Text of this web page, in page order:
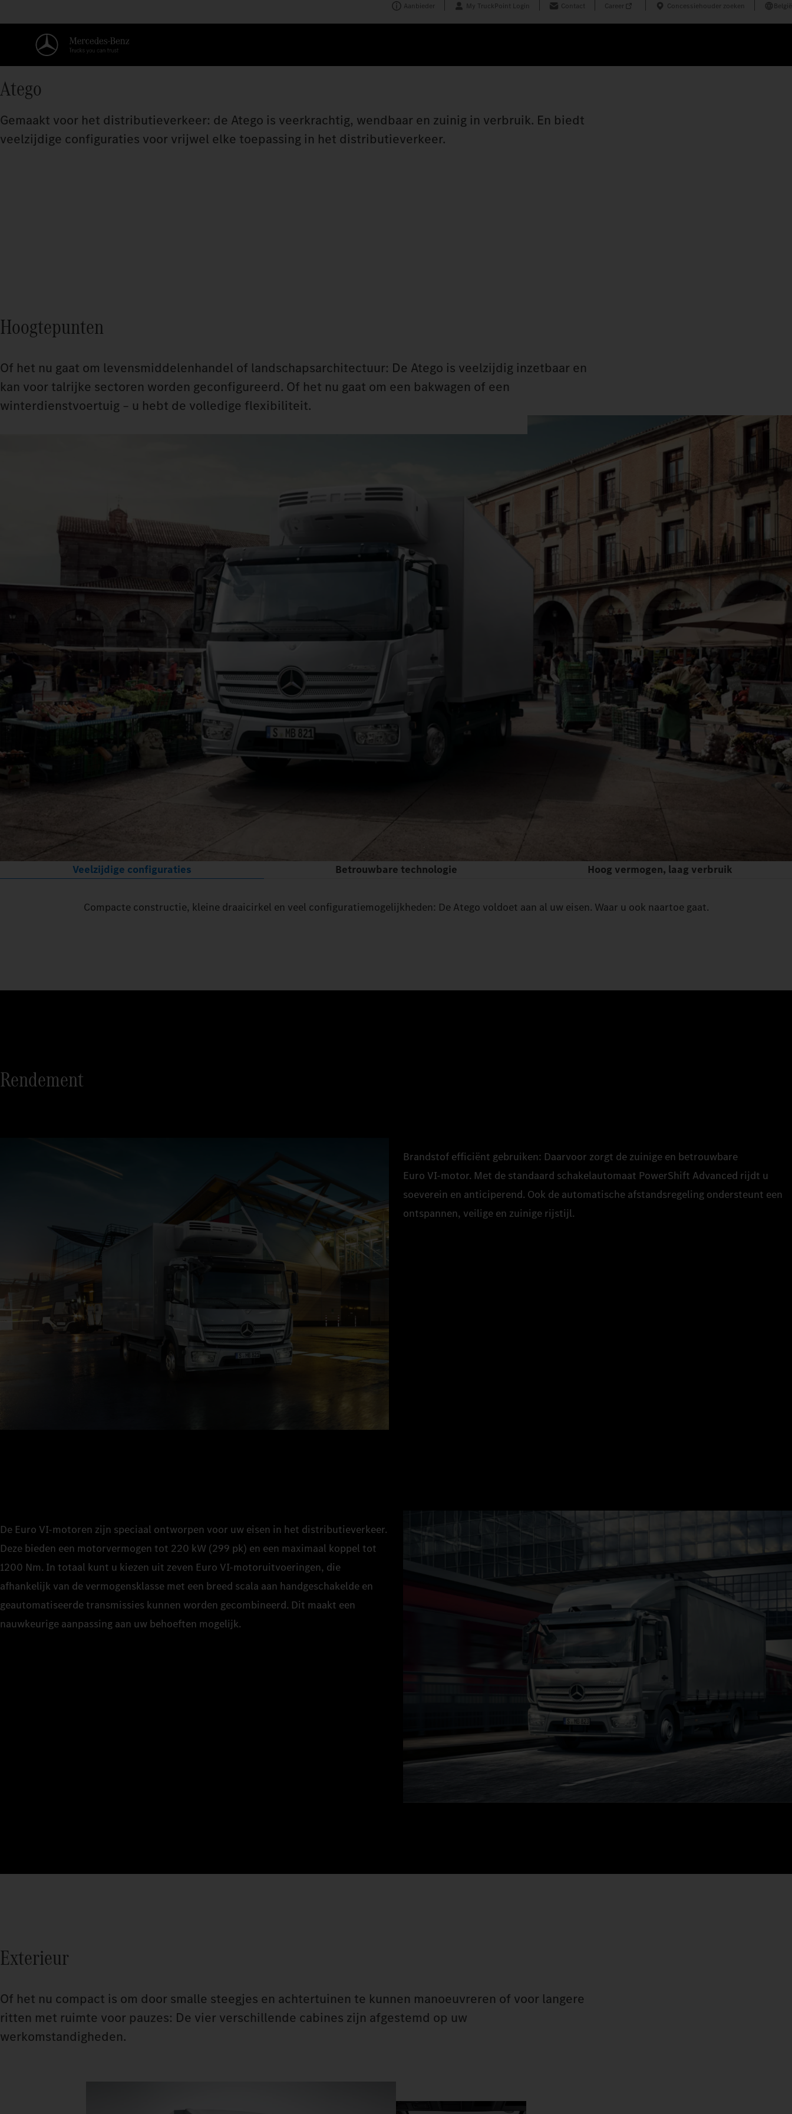
Aanbieder My TruckPoint Login Contact Career Concessiehouder zoeken België
Atego
Gemaakt voor het distributieverkeer: de Atego is veerkrachtig, wendbaar en zuinig in verbruik. En biedt
veelzijdige configuraties voor vrijwel elke toepassing in het distributieverkeer.
Hoogtepunten
Of het nu gaat om levensmiddelenhandel of landschapsarchitectuur: De Atego is veelzijdig inzetbaar en
kan voor talrijke sectoren worden geconfigureerd. Of het nu gaat om een bakwagen of een
winterdienstvoertuig – u hebt de volledige flexibiliteit.
Veelzijdige configuraties Betrouwbare technologie Hoog vermogen, laag verbruik
Compacte constructie, kleine draaicirkel en veel configuratiemogelijkheden: De Atego voldoet aan al uw eisen. Waar u ook naartoe gaat.
Rendement
Brandstof efficiënt gebruiken: Daarvoor zorgt de zuinige en betrouwbare
Euro VI‑motor. Met de standaard schakelautomaat PowerShift Advanced rijdt u
soeverein en anticiperend. Ook de automatische afstandsregeling ondersteunt een
ontspannen, veilige en zuinige rijstijl.
De Euro VI‑motoren zijn speciaal ontworpen voor uw eisen in het distributieverkeer.
Deze bieden een motorvermogen tot 220 kW (299 pk) en een maximaal koppel tot
1200 Nm. In totaal kunt u kiezen uit zeven Euro VI‑motoruitvoeringen, die
afhankelijk van de vermogensklasse met een breed scala aan handgeschakelde en
geautomatiseerde transmissies kunnen worden gecombineerd. Dit maakt een
nauwkeurige aanpassing aan uw behoeften mogelijk.
Exterieur
Of het nu compact is om door smalle steegjes en achtertuinen te kunnen manoeuvreren of voor langere
ritten met ruimte voor pauzes: De vier verschillende cabines zijn afgestemd op uw
werkomstandigheden.